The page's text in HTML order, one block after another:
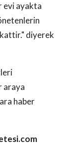
evi ayakta
diyerek
araya
haber